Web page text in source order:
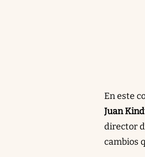
En este
Juan
director
cambios